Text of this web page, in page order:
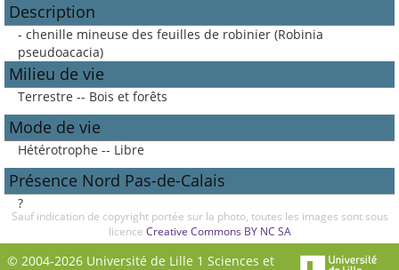
Description
- chenille mineuse des feuilles de robinier (Robinia
pseudoacacia)
Milieu de vie
Terrestre -- Bois et forêts
Mode de vie
Hétérotrophe -- Libre
Présence Nord Pas-de-Calais
?
Sauf indication de copyright portée sur la photo, toutes les images sont sous
licence Creative Commons BY NC SA
© 2004-2026 Université de Lille 1 Sciences et